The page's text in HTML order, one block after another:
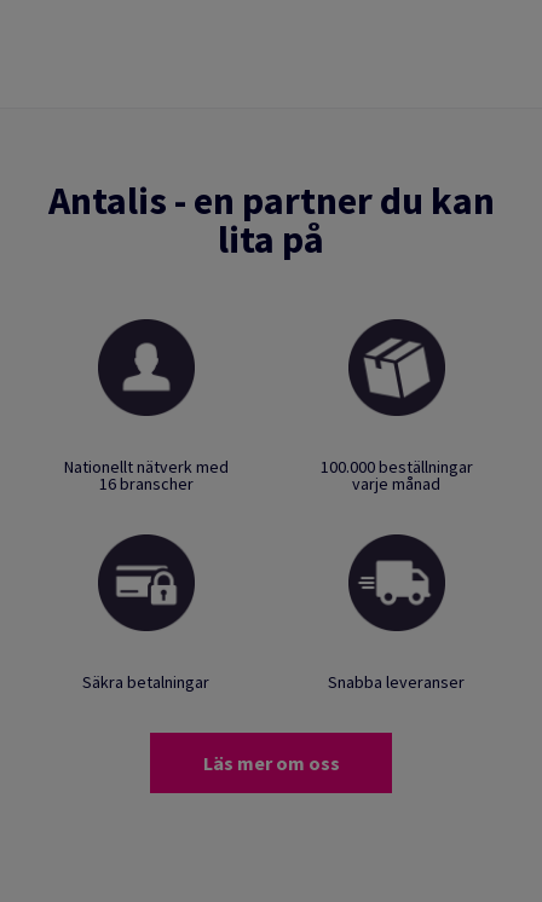
Antalis - en partner du kan
lita på
Nationellt nätverk med
16 branscher
100.000 beställningar
varje månad
Säkra betalningar Snabba leveranser
Läs mer om oss